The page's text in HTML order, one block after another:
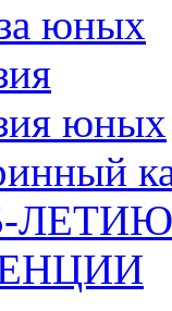
юных
юных